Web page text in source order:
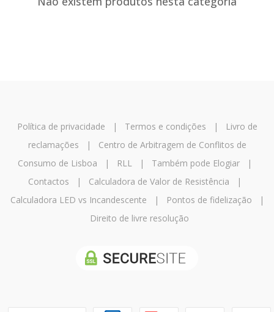
Política de privacidade | Termos e condições |
Livro de
reclamações | Centro de Arbitragem de Conflitos de
Consumo de Lisboa | RLL| Também pode Elogiar|
Contactos | Calculadora de Valor de Resistência |
Calculadora LED vs Incandescente | Pontos de fidelização |
Direito de livre resolução